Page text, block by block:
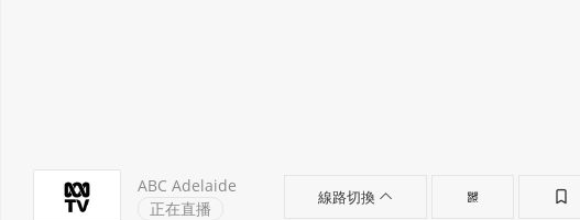
ABC Adelaide
正在直播
線路切換